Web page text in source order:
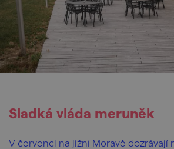
Sladká vláda meruněk
V červenci na jižní Moravě dozrávají